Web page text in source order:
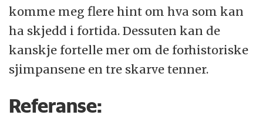
komme meg flere hint om hva som kan
ha skjedd i fortida. Dessuten kan de
kanskje fortelle mer om de forhistoriske
sjimpansene en tre skarve tenner.
Referanse: